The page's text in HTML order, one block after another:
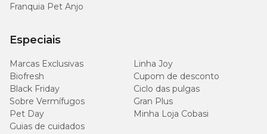
Franquia Pet Anjo
Especiais
Marcas Exclusivas
Linha Joy
Biofresh
Cupom de desconto
Black Friday
Ciclo das pulgas
Sobre Vermífugos
Gran Plus
Pet Day
Minha Loja Cobasi
Guias de cuidados